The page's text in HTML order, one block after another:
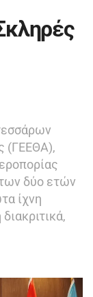
(ΓΕΕΘΑ),
δύο ετών
ίχνη